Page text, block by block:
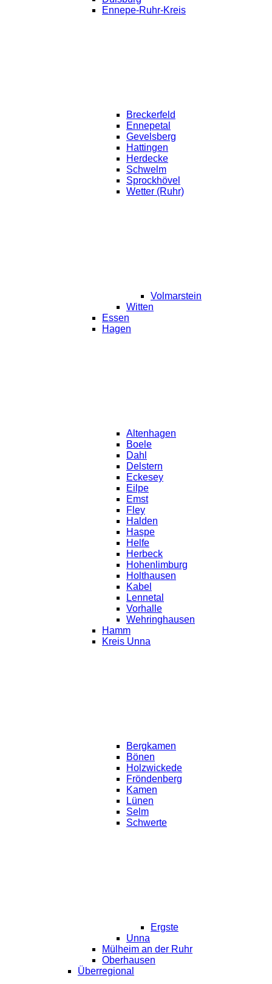
Ennepe-Ruhr-Kreis
Breckerfeld
Ennepetal
Gevelsberg
Hattingen
Herdecke
Schwelm
Sprockhövel
Wetter (Ruhr)
Volmarstein
Witten
Essen
Hagen
Altenhagen
Boele
Dahl
Delstern
Eckesey
Eilpe
Emst
Fley
Halden
Haspe
Helfe
Herbeck
Hohenlimburg
Holthausen
Kabel
Lennetal
Vorhalle
Wehringhausen
Hamm
Kreis Unna
Bergkamen
Bönen
Holzwickede
Fröndenberg
Kamen
Lünen
Selm
Schwerte
Ergste
Unna
Mülheim an der Ruhr
Oberhausen
Überregional